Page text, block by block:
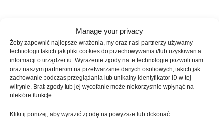
Manage your privacy
Żeby zapewnić najlepsze wrażenia, my oraz nasi partnerzy używamy
technologii takich jak pliki cookies do przechowywania i/lub uzyskiwania
informacji o urządzeniu. Wyrażenie zgody na te technologie pozwoli nam
oraz naszym partnerom na przetwarzanie danych osobowych, takich jak
zachowanie podczas przeglądania lub unikalny identyfikator ID w tej
witrynie. Brak zgody lub jej wycofanie może niekorzystnie wpłynąć na
niektóre funkcje.
Kliknij poniżej, aby wyrazić zgodę na powyższe lub dokonać
Lakiery hybrydowe
Znaczników: cat eye lux atica, efekt kociego oka, lakier hybrydowy
atica , lakier hybrydowy kocie oko lakier magnetyczny atica
lc06 cats
eye lux, satynowy lakier hybrydowy, tipsi shop
Udostępnij:
Opis